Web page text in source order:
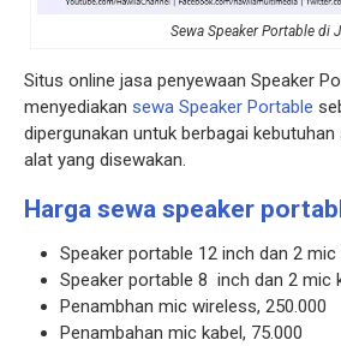
Sewa Speaker Portable di
Situs online jasa penyewaan Speaker
menyediakan sewa Speaker Portable
dipergunakan untuk berbagai
alat yang disewakan.
Harga sewa speaker
Speaker portable 12 inch dan 2 mic
Speaker portable 8 inch dan 2 mic
Penambhan mic wireless, 250.000
Penambahan mic kabel, 75.000